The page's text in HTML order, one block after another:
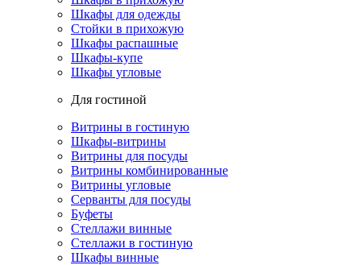
Шкафы для одежды
Стойки в прихожую
Шкафы распашные
Шкафы-купе
Шкафы угловые
Для гостиной
Витрины в гостиную
Шкафы-витрины
Витрины для посуды
Витрины комбинированные
Витрины угловые
Серванты для посуды
Буфеты
Стеллажи винные
Стеллажи в гостиную
Шкафы винные